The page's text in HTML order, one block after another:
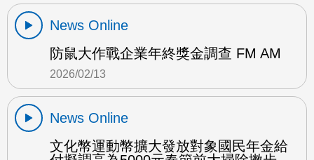
News Online
防鼠大作戰企業年終獎金調查 FM AM
2026/02/13
News Online
文化幣運動幣擴大發放對象國民年金給